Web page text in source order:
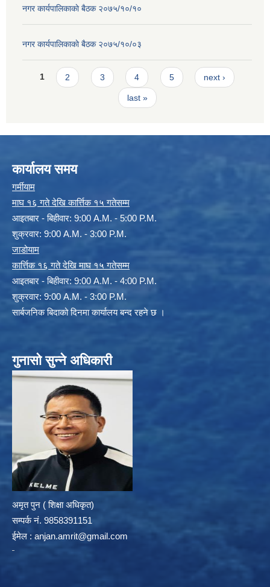
नगर कार्यपालिकाकाे बैठक २०७५/१०/१०
नगर कार्यपालिकाकाे बैठक २०७५/१०/०३
Pages
1 2 3 4 5 next ›
last »
कार्यालय समय
गर्मीयाम
माघ १६ गते देखि कार्त्तिक १५ गतेसम्म
आइतबार - बिहीवार: 9:00 A.M. - 5:00 P.M.
शुक्रवार: 9:00 A.M. - 3:00 P.M.
जाडोयाम
कार्त्तिक १६ गते देखि माघ १५ गतेसम्म
आइतबार - बिहीवार: 9:00 A.M. - 4:00 P.M.
शुक्रवार: 9:00 A.M. - 3:00 P.M.
सार्बजनिक बिदाको दिनमा कार्यालय बन्द रहने छ ।
गुनासो सुन्ने अधिकारी
अमृत पुन ( शिक्षा अधिकृत)
सम्पर्क न‌ं. 9858391151
ईमेल : anjan.amrit@gmail.com